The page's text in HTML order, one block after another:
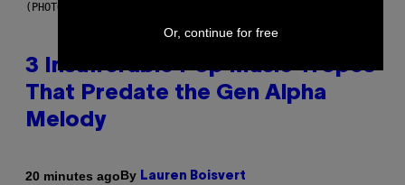
(PHOTO BY MARC BROUSSELY/REDFERNS)
3 Insufferable Pop Music Tropes
That Predate the Gen Alpha
Melody
20 minutes agoBy Lauren Boisvert
Or, continue for free